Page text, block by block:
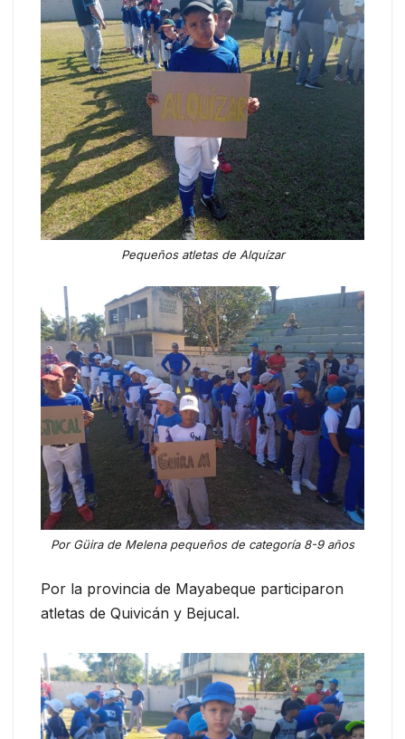
Pequeños atletas de Alquízar
Por Güira de Melena pequeños de categoría 8-9 años
Por la provincia de Mayabeque participaron
atletas de Quivicán y Bejucal.